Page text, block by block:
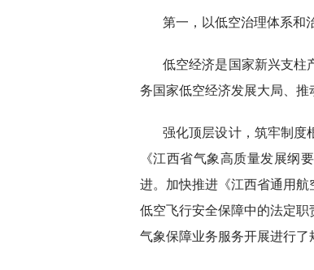
第一，以低空治理体系和
低空经济是国家新兴支柱
务国家低空经济发展大局、推
强化顶层设计，筑牢制度
《江西省气象高质量发展纲
进。加快推进《江西省通用
低空飞行安全保障中的法定
气象保障业务服务开展进行了